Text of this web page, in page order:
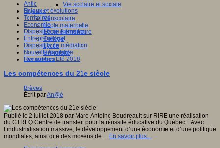
Vie scolaire et sociale
Niveaux
Périscolaire
Ecole maternelle
Ecole élémentaire
Collège
Lycée
Université
Les auteurs
Antic
Enjeux et évolutions
Territoires
Economie
Dispositifs de formation
Entrepreneuriat
Dispositifs de médiation
NouvelleAquitaine
Rencontres Eté 2018
Les compétences du 21e siècle
Brèves
Écrit parAn@é
Publié le 2 juillet 2018 par Marc-Antoine Boudreault sur RIRE une réalisation
du CTREQ Centre de transfert pour la réussite éducative du Québec : Avec
l’industrialisation massive, le développement d’une économie et d’une politique
mondiales, ainsi que des moyens de… En savoir plus...